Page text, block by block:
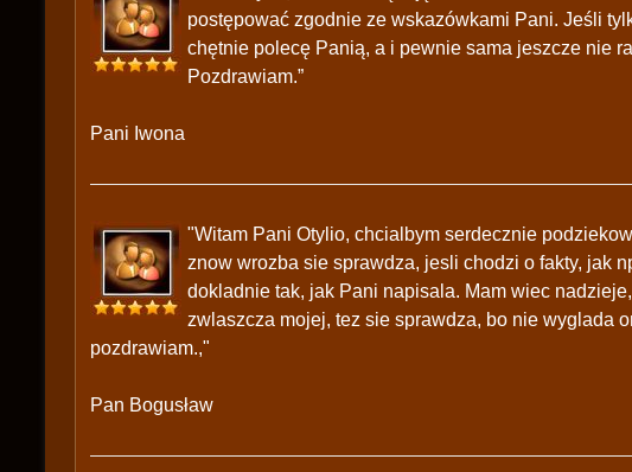
postępować zgodnie ze wskazówkami Pani. Jeśli
chętnie polecę Panią, a i pewnie sama jeszcze nie
Pozdrawiam.”
Pani Iwona
"Witam Pani Otylio, chcialbym serdecznie
znow wrozba sie sprawdza, jesli chodzi o fakty, jak
dokladnie tak, jak Pani napisala. Mam wiec
zwlaszcza mojej, tez sie sprawdza, bo nie wyglada
pozdrawiam.,"
Pan Bogusław